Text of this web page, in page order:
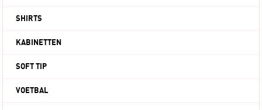
SHIRTS
KABINETTEN
SOFT TIP
VOETBAL